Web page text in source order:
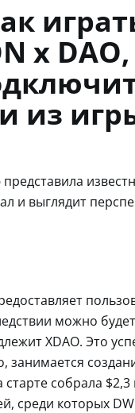
x DAO,
из
и выглядит
можно
XDAO. Это
собрала $2,3
которых